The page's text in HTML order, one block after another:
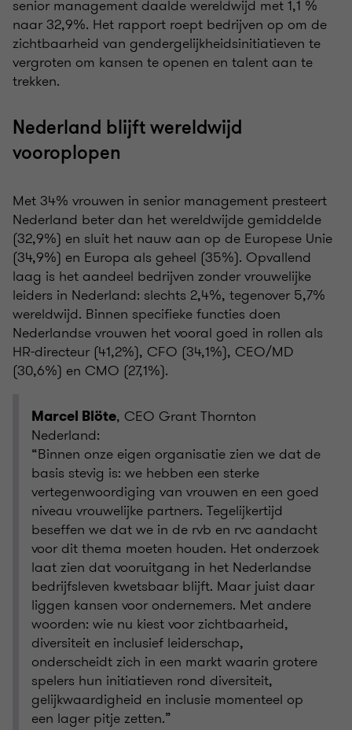
senior management daalde wereldwijd met 1,1 %
naar 32,9%. Het rapport roept bedrijven op om de
zichtbaarheid van gendergelijkheidsinitiatieven te
vergroten om kansen te openen en talent aan te
trekken.
Nederland blijft wereldwijd
vooroplopen
Met 34% vrouwen in senior management presteert
Nederland beter dan het wereldwijde gemiddelde
(32,9%) en sluit het nauw aan op de Europese Unie
(34,9%) en Europa als geheel (35%). Opvallend
laag is het aandeel bedrijven zonder vrouwelijke
leiders in Nederland: slechts 2,4%, tegenover 5,7%
wereldwijd. Binnen specifieke functies doen
Nederlandse vrouwen het vooral goed in rollen als
HR-directeur (41,2%), CFO (34,1%), CEO/MD
(30,6%) en CMO (27,1%).
Marcel Blöte, CEO Grant Thornton
Nederland:
“Binnen onze eigen organisatie zien we dat de
basis stevig is: we hebben een sterke
vertegenwoordiging van vrouwen en een goed
niveau vrouwelijke partners. Tegelijkertijd
beseffen we dat we in de rvb en rvc aandacht
voor dit thema moeten houden. Het onderzoek
laat zien dat vooruitgang in het Nederlandse
bedrijfsleven kwetsbaar blijft. Maar juist daar
liggen kansen voor ondernemers. Met andere
woorden: wie nu kiest voor zichtbaarheid,
diversiteit en inclusief leiderschap,
onderscheidt zich in een markt waarin grotere
spelers hun initiatieven rond diversiteit,
gelijkwaardigheid en inclusie momenteel op
een lager pitje zetten.”